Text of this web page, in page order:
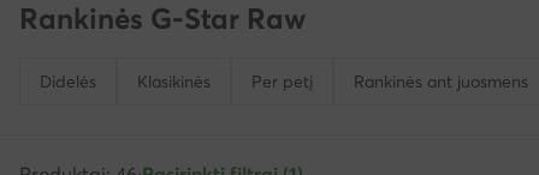
Rankinės G-Star Raw
Didelės Klasikinės Per petį Rankinės ant juosmens